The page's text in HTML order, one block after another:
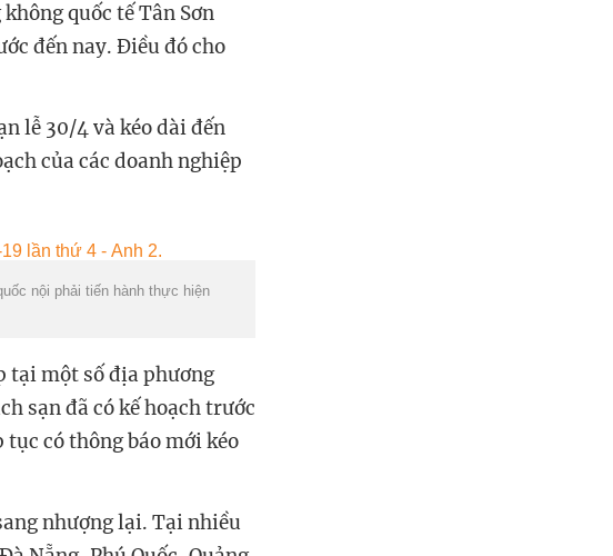
quốc tế Tân Sơn
đến nay. Điều đó cho
lễ 30/4 và kéo dài đến
của các doanh nghiệp
nội phải tiến hành thực hiện
tại một số địa phương
sạn đã có kế hoạch trước
có thông báo mới kéo
nhượng lại. Tại nhiều